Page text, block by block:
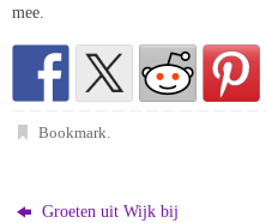
mee.
Bookmark.
Groeten uit Wijk bij